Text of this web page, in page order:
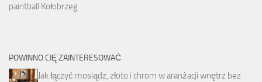
paintball Kołobrzeg
POWINNO CIĘ ZAINTERESOWAĆ
Jak łączyć mosiądz, złoto i chrom w aranżacji wnętrz bez